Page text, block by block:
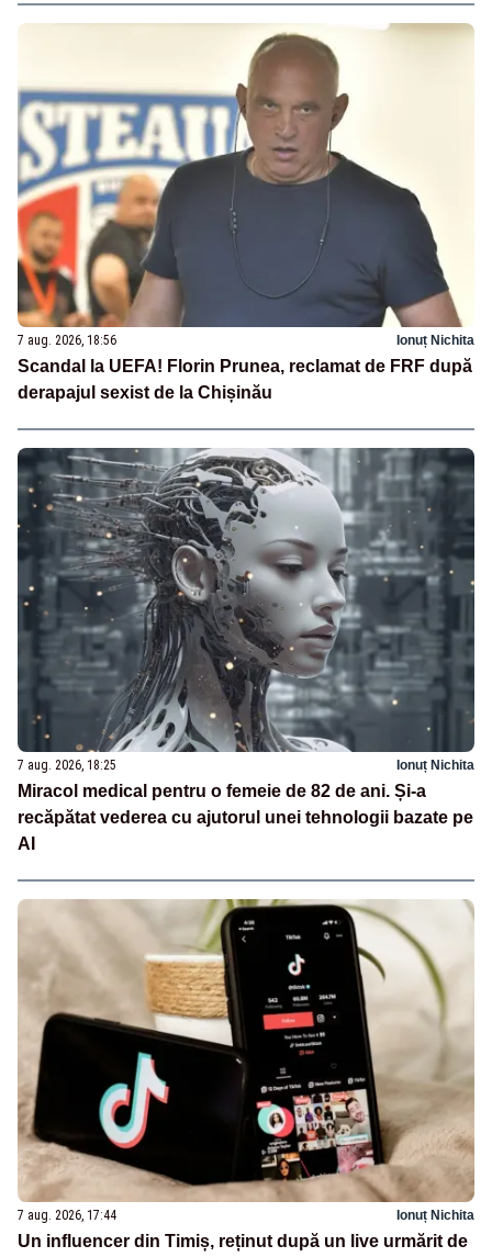
7 aug. 2026, 18:56 Ionuț Nichita
Scandal la UEFA! Florin Prunea, reclamat de FRF după
derapajul sexist de la Chișinău
7 aug. 2026, 18:25 Ionuț Nichita
Miracol medical pentru o femeie de 82 de ani. Și-a
recăpătat vederea cu ajutorul unei tehnologii bazate pe
AI
7 aug. 2026, 17:44 Ionuț Nichita
Un influencer din Timiș, reținut după un live urmărit de